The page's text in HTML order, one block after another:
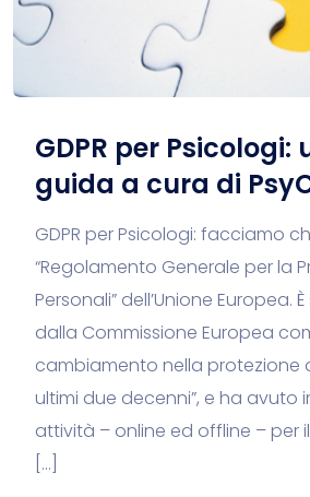
GDPR per Psicologi:
guida a cura di
GDPR per Psicologi: facciamo
“Regolamento Generale per la
Personali” dell’Unione Europea.
dalla Commissione Europea
cambiamento nella protezione
ultimi due decenni”, e ha avuto
attività – online ed offline – per
[…]